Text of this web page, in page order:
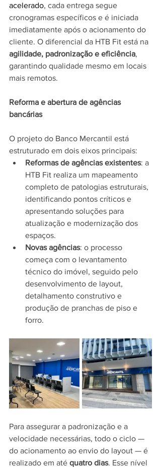
acelerado, cada entrega segue
cronogramas específicos e é iniciada
imediatamente após o acionamento do
cliente. O diferencial da HTB Fit está na
agilidade, padronização e eficiência,
garantindo qualidade mesmo em locais
mais remotos.
Reforma e abertura de agências
bancárias
O projeto do Banco Mercantil está
estruturado em dois eixos principais:
Reformas de agências existentes: a
HTB Fit realiza um mapeamento
completo de patologias estruturais,
identificando pontos críticos e
apresentando soluções para
atualização e modernização dos
espaços.
Novas agências: o processo
começa com o levantamento
técnico do imóvel, seguido pelo
desenvolvimento de layout,
detalhamento construtivo e
produção de pranchas de piso e
forro.
Para assegurar a padronização e a
velocidade necessárias, todo o ciclo —
do acionamento ao envio do layout — é
realizado em até quatro dias. Esse nível